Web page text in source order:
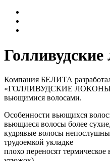
Компания БЕЛИТА
«ГОЛЛИВУДСКИЕ ЛОКОНЫ»
вьющимися волосами.
Особенности вьющихся волос:
вьющиеся волосы более
кудрявые волосы
трудоемкой укладке
плохо переносят